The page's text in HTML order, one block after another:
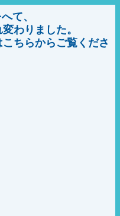
て、
わりました。
ちらからご覧くださ